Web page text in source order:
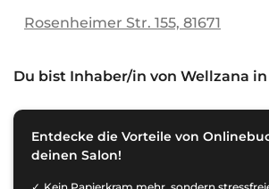
Rosenheimer Str. 155, 81671
Du bist Inhaber/in von Wellzana
Entdecke die Vorteile von
deinen Salon!